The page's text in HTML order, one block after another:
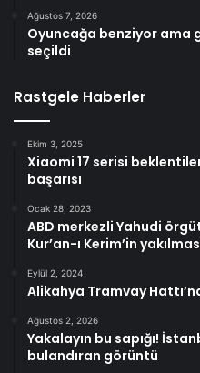
Ağustos 7, 2026
Oyuncağa benziyor ama
seçildi
Rastgele Haberler
Ekim 3, 2025
Xiaomi 17 serisi
başarısı
Ocak 28, 2023
ABD merkezli Yahudi
Kur’an-ı Kerim’in
Eylül 2, 2024
Alikahya Tramvay
Ağustos 2, 2026
Yakalayın bu sapığı!
bulandıran görüntü